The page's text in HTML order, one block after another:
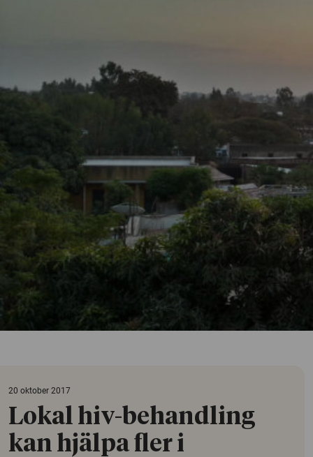
20 oktober 2017
Lokal hiv-behandling
kan hjälpa fler i